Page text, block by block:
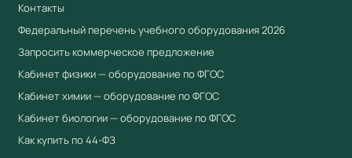
Контакты
Федеральный перечень учебного оборудования 2026
Запросить коммерческое предложение
Кабинет физики — оборудование по ФГОС
Кабинет химии — оборудование по ФГОС
Кабинет биологии — оборудование по ФГОС
Как купить по 44-ФЗ